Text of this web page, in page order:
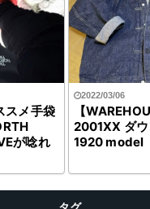
スメ手袋
が唸れ
2022/03/06
【
2001XX ダ
1920 model